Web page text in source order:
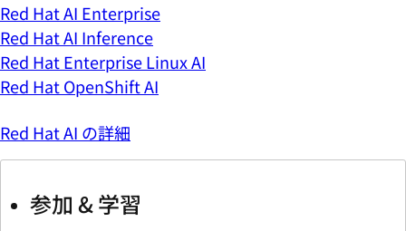
Red Hat AI Enterprise
Red Hat AI Inference
Red Hat Enterprise Linux AI
Red Hat OpenShift AI
Red Hat AI の詳細
参加 & 学習